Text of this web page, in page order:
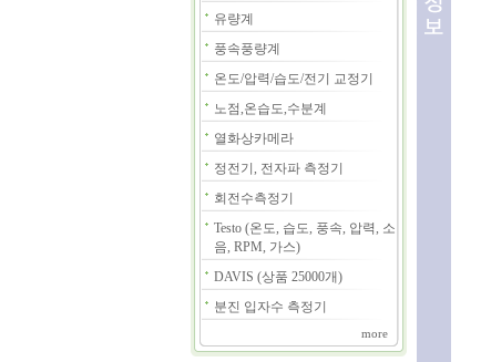
유량계
풍속풍량계
온도/압력/습도/전기 교정기
노점,온습도,수분계
열화상카메라
정전기, 전자파 측정기
회전수측정기
Testo (온도, 습도, 풍속, 압력, 소
음, RPM, 가스)
DAVIS (상품 25000개)
분진 입자수 측정기
more